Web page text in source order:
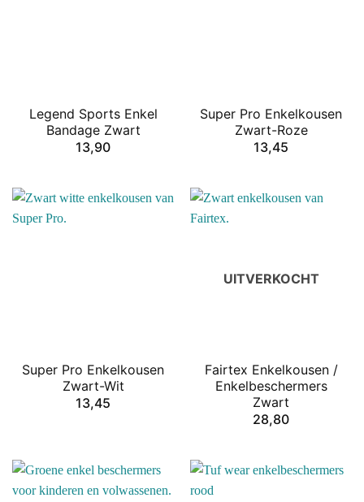
Legend Sports Enkel
Bandage Zwart
13,90
Super Pro Enkelkousen
Zwart-Roze
13,45
Super Pro Enkelkousen
Zwart-Wit
13,45
UITVERKOCHT
Fairtex Enkelkousen /
Enkelbeschermers
Zwart
28,80